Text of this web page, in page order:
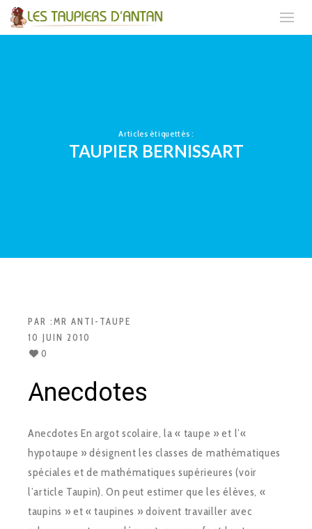
Articles étiquettés :
TAUPIER BERNISSART
PAR :MR ANTI-TAUPE
10 JUIN 2010
0
Anecdotes
Anecdotes En argot scolaire, la « taupe » et l’«
hypotaupe » désignent les classes de mathématiques
spéciales et de mathématiques supérieures (voir
l’article Taupin). On peut estimer que les élèves, «
taupins » et « taupines » doivent travailler avec